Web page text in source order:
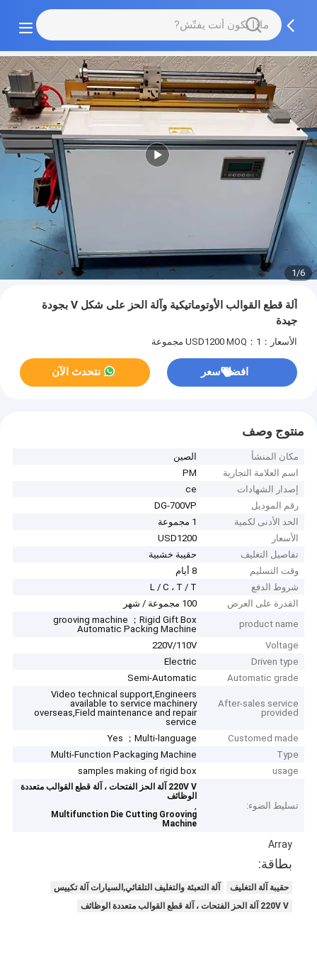
1/6
آلة قطع القوالب الأوتوماتيكية وآلة الحز على شكل V بجودة
جيدة
الأسعار：USD1200 MOQ：1 مجموعة
افضل سعر نتحدث الآن
منتوج وصف
مكان المنشأ
الصين
اسم العلامة التجارية
PM
إصدار الشهادات
ce
رقم الموديل
DG-700VP
الحد الأدنى لكمية
1 مجموعة
الأسعار
USD1200
تفاصيل التغليف
حقيبة خشبية
وقت التسليم
8 أيام
شروط الدفع
L / C ، T / T
القدرة على العرض
100 مجموعة / شهر
product name
grooving machine ；Rigid Gift Box
Automatic Packing Machine
Voltage
220V/110V
Driven type
Electric
Automatic grade
Semi-Automatic
After-sales service
provided
Video technical support,Engineers
available to service machinery
overseas,Field maintenance and repair
service
Customed made
Yes ；Multi-language
Type
Multi-Function Packaging Machine
usage
samples making of rigid box
تسليط الضوء:
220V V آلة الحز الفتحات ، آلة قطع القوالب متعددة
الوظائف
,
Multifunction Die Cutting Grooving
Machine
Array
بطاقة:
حقيبة آلة التغليف
آلة التعبئة والتغليف التلقائي,السيارات آلة تكييس
220V V آلة الحز الفتحات ، آلة قطع القوالب متعددة الوظائف